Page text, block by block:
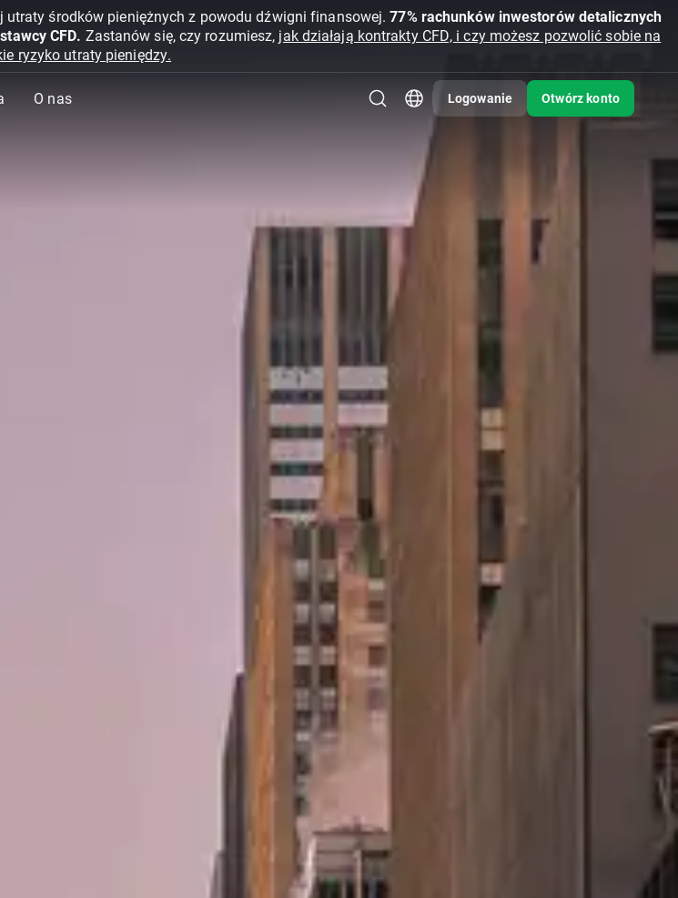
utraty środków pieniężnych z powodu dźwigni finansowej.77% rachunków inwestorów detalicznych
CFD. Zastanów się, czy rozumiesz, jak działają kontrakty CFD, i czy możesz pozwolić sobie na
ryzyko utraty pieniędzy.
O nas Logowanie Otwórz konto